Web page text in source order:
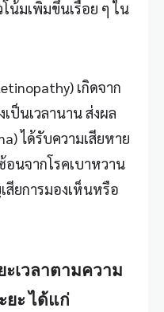
น้มเพิ่มขึ้นเรื่อย ๆ ใน
) เกิดจาก
ป็นเวลานาน ส่งผล
ได้รับความเสียหาย
อนจากโรคเบาหวาน
สียการมองเห็นหรือ
เวลาตามความ
ยะ ได้แก่